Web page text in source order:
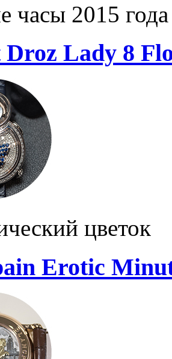
часы 2015 года
Droz Lady 8
цветок
Erotic